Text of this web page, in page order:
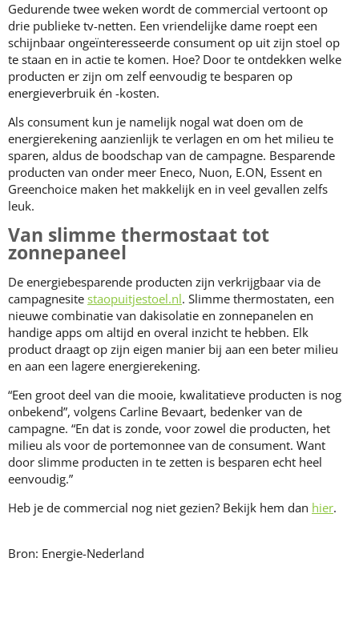
Gedurende twee weken wordt de commercial vertoont op
drie publieke tv-netten. Een vriendelijke dame roept een
schijnbaar ongeïnteresseerde consument op uit zijn stoel op
te staan en in actie te komen. Hoe? Door te ontdekken welke
producten er zijn om zelf eenvoudig te besparen op
energieverbruik én -kosten.
Als consument kun je namelijk nogal wat doen om de
energierekening aanzienlijk te verlagen en om het milieu te
sparen, aldus de boodschap van de campagne. Besparende
producten van onder meer Eneco, Nuon, E.ON, Essent en
Greenchoice maken het makkelijk en in veel gevallen zelfs
leuk.
Van slimme thermostaat tot
zonnepaneel
De energiebesparende producten zijn verkrijgbaar via de
campagnesite staopuitjestoel.nl. Slimme thermostaten, een
nieuwe combinatie van dakisolatie en zonnepanelen en
handige apps om altijd en overal inzicht te hebben. Elk
product draagt op zijn eigen manier bij aan een beter milieu
en aan een lagere energierekening.
“Een groot deel van die mooie, kwalitatieve producten is nog
onbekend”, volgens Carline Bevaart, bedenker van de
campagne. “En dat is zonde, voor zowel die producten, het
milieu als voor de portemonnee van de consument. Want
door slimme producten in te zetten is besparen echt heel
eenvoudig.”
Heb je de commercial nog niet gezien? Bekijk hem dan hier.
Bron: Energie-Nederland